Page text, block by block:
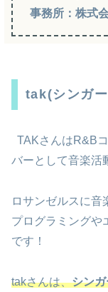
事務所：株式
tak(シンガ
TAKさんはR&B
バーとして音楽活
ロサンゼルスに音
プログラミングや
です！
takさんは、シン